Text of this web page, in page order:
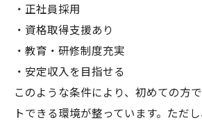
・正社員採用
・資格取得支援あり
・教育・研修制度充実
・安定収入を目指せる
このような条件により、初めての方
トできる環境が整っています。ただ